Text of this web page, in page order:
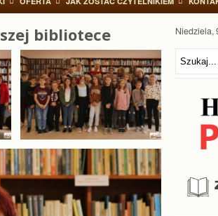
bibliotece Niedziela,